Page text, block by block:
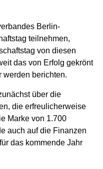
Berlin-
teilnehmen,
von diesen
das von Erfolg gekrönt
werden berichten.
über die
die erfreulicherweise
Marke von 1.700
auch auf die Finanzen
das kommende Jahr